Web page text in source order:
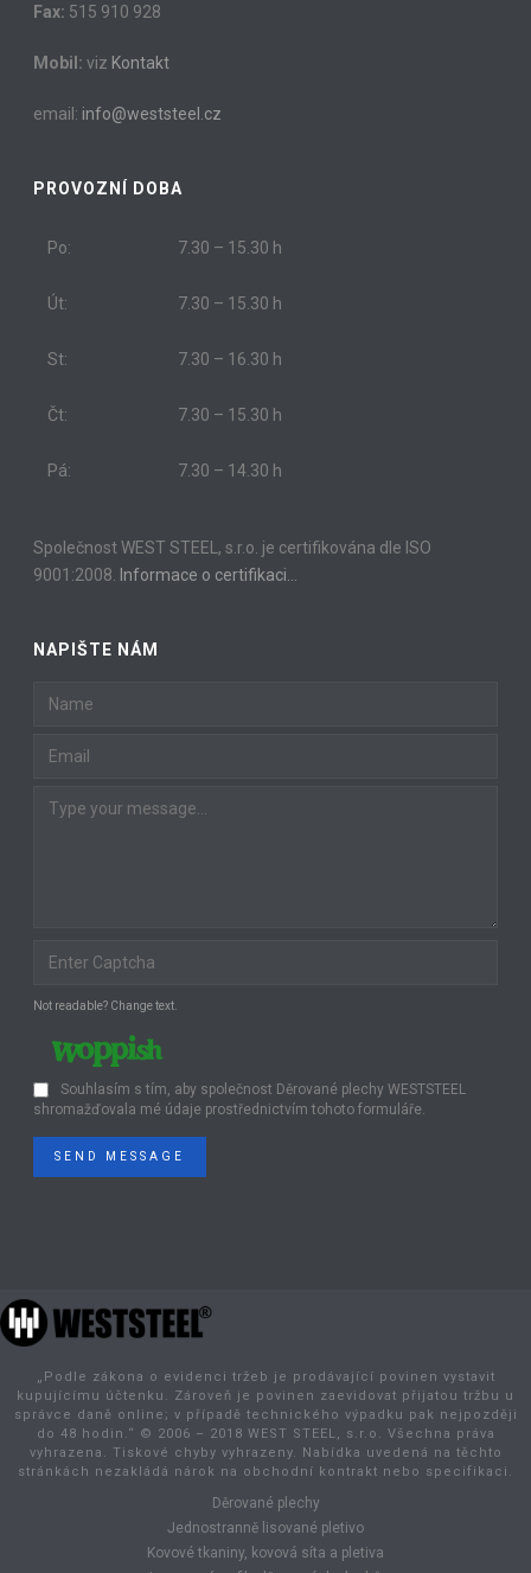
Fax: 515 910 928
Mobil: viz Kontakt
email: info@weststeel.cz
PROVOZNÍ DOBA
Po: 7.30 – 15.30 h
Út: 7.30 – 15.30 h
St: 7.30 – 16.30 h
Čt: 7.30 – 15.30 h
Pá: 7.30 – 14.30 h
Společnost WEST STEEL, s.r.o. je certifikována dle ISO
9001:2008.
Informace o certifikaci…
NAPIŠTE NÁM
Not readable? Change text.
Souhlasím s tím, aby společnost Děrované plechy WESTSTEEL
shromažďovala mé údaje prostřednictvím tohoto formuláře.
SEND MESSAGE
„Podle zákona o evidenci tržeb je prodávající povinen vystavit
kupujícímu účtenku. Zároveň je povinen zaevidovat přijatou tržbu u
správce daně online; v případě technického výpadku pak nejpozději
do 48 hodin.“ © 2006 – 2018 WEST STEEL, s.r.o. Všechna práva
vyhrazena. Tiskové chyby vyhrazeny. Nabídka uvedená na těchto
stránkách nezakládá nárok na obchodní kontrakt nebo specifikaci.
Děrované plechy
Jednostranně lisované pletivo
Kovové tkaniny, kovová síta a pletiva